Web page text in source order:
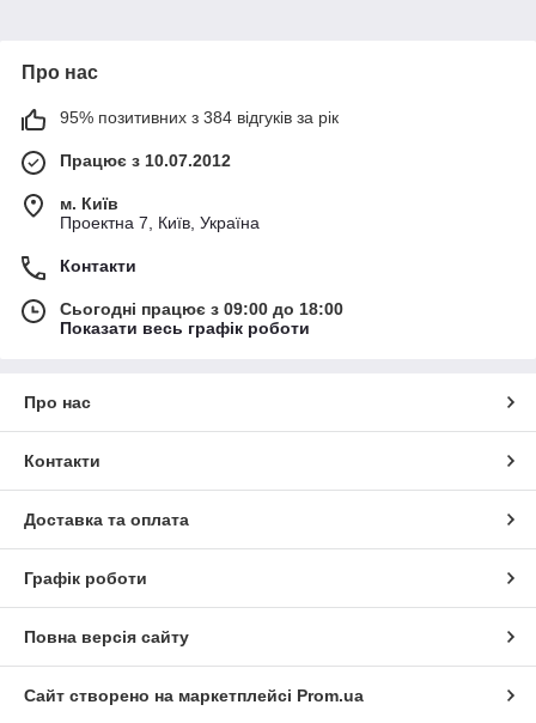
Про нас
95% позитивних з 384 відгуків за рік
Працює з 10.07.2012
м. Київ
Проектна 7, Київ, Україна
Контакти
Сьогодні працює з 09:00 до 18:00
Показати весь графік роботи
Про нас
Контакти
Доставка та оплата
Графік роботи
Повна версія сайту
Сайт створено на маркетплейсі Prom.ua